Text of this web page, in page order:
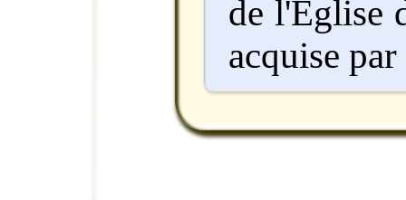
de l'Église
acquise